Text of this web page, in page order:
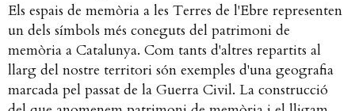
Els espais de memòria a les Terres de l'Ebre representen
un dels símbols més coneguts del patrimoni de
memòria a Catalunya. Com tants d'altres repartits al
llarg del nostre territori són exemples d'una geografia
marcada pel passat de la Guerra Civil. La construcció